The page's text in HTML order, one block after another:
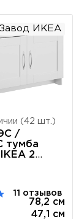
Завод ИКЕА
(42 шт.)
/
тумба
2
белая
11 отзывов
78,2 см
47,1 см